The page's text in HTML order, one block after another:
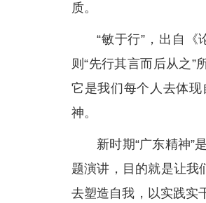
质。
“敏于行”，出自
则“先行其言而后从之”
它是我们每个人去体
神。
新时期“广东精神”
题演讲，目的就是让我
去塑造自我，以实践实